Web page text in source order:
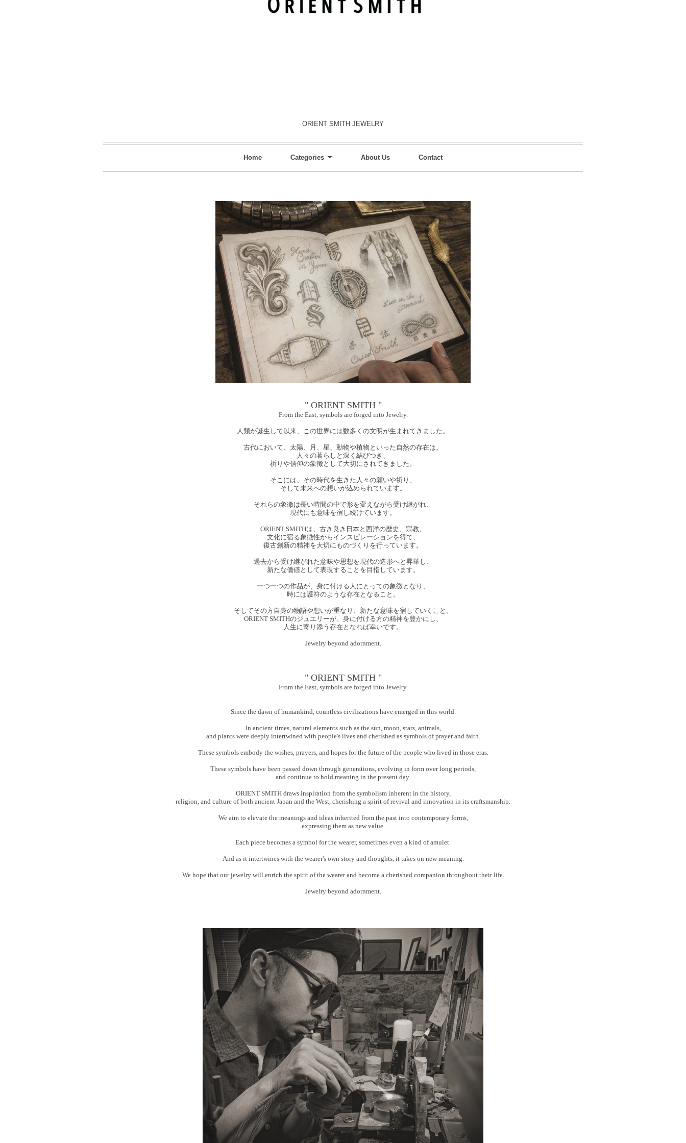
ORIENT SMITH JEWELRY
Home Categories About Us Contact
" ORIENT SMITH "
From the East, symbols are forged into Jewelry.
人類が誕生して以来、この世界には数多くの文明が生まれてきました。
古代において、太陽、月、星、動物や植物といった自然の存在は、
人々の暮らしと深く結びつき、
祈りや信仰の象徴として大切にされてきました。
そこには、その時代を生きた人々の願いや祈り、
そして未来への想いが込められています。
それらの象徴は長い時間の中で形を変えながら受け継がれ、
現代にも意味を宿し続けています。
ORIENT SMITHは、古き良き日本と西洋の歴史、宗教、
文化に宿る象徴性からインスピレーションを得て、
復古創新の精神を大切にものづくりを行っています。
過去から受け継がれた意味や思想を現代の造形へと昇華し、
新たな価値として表現することを目指しています。
一つ一つの作品が、身に付ける人にとっての象徴となり、
時には護符のような存在となること。
そしてその方自身の物語や想いが重なり、新たな意味を宿していくこと。
ORIENT SMITHのジュエリーが、身に付ける方の精神を豊かにし、
人生に寄り添う存在となれば幸いです。
Jewelry beyond adornment.
" ORIENT SMITH "
From the East, symbols are forged into Jewelry.
Since the dawn of humankind, countless civilizations have emerged in this world.
In ancient times, natural elements such as the sun, moon, stars, animals,
and plants were deeply intertwined with people's lives and cherished as symbols of prayer and faith.
These symbols embody the wishes, prayers, and hopes for the future of the people who lived in those eras.
These symbols have been passed down through generations, evolving in form over long periods,
and continue to hold meaning in the present day.
ORIENT SMITH draws inspiration from the symbolism inherent in the history,
religion, and culture of both ancient Japan and the West, cherishing a spirit of revival and innovation in its craftsmanship.
We aim to elevate the meanings and ideas inherited from the past into contemporary forms,
expressing them as new value.
Each piece becomes a symbol for the wearer, sometimes even a kind of amulet.
And as it intertwines with the wearer's own story and thoughts, it takes on new meaning.
We hope that our jewelry will enrich the spirit of the wearer and become a cherished companion throughout their life.
Jewelry beyond adornment.